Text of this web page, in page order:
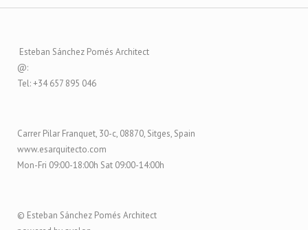
Esteban Sánchez Pomés Architect
@:
Tel: +34 657 895 046
Carrer Pilar Franquet, 30-c, 08870, Sitges, Spain
www.esarquitecto.com
Mon-Fri 09:00-18:00h Sat 09:00-14:00h
© Esteban Sánchez Pomés Architect